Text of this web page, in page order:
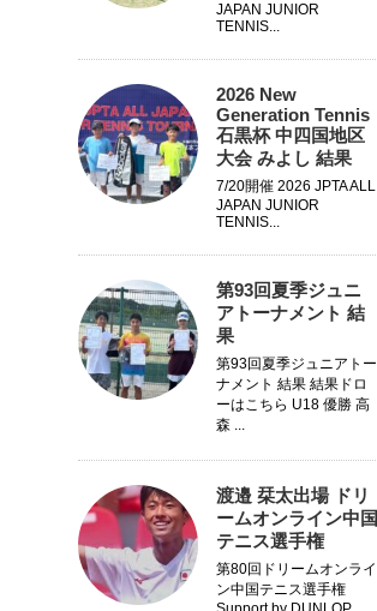
JAPAN JUNIOR
TENNIS...
2026 New
Generation Tennis
石黒杯 中四国地区
大会 みよし 結果
7/20開催 2026 JPTA ALL
JAPAN JUNIOR
TENNIS...
第93回夏季ジュニ
アトーナメント 結
果
第93回夏季ジュニアトー
ナメント 結果 結果ドロ
ーはこちら U18 優勝 高
森 ...
渡邉 栞太出場 ドリ
ームオンライン中国
テニス選手権
第80回ドリームオンライ
ン中国テニス選手権